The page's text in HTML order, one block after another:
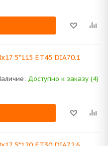
5*115 ET45 DIA70.1
Доступно к заказу (4)